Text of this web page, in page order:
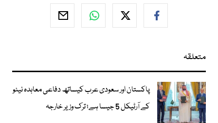
متعلقہ
پاکستان اور سعودی عرب کیساتھ دفاعی معاہدہ نیٹو
کے آرٹیکل 5 جیسا ہے؛ ترک وزیر خارجہ